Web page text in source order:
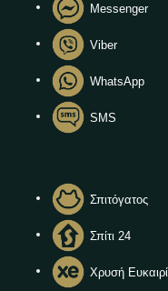
Messenger
Viber
WhatsApp
SMS
Σπιτόγατος
Σπίτι 24
Χρυσή